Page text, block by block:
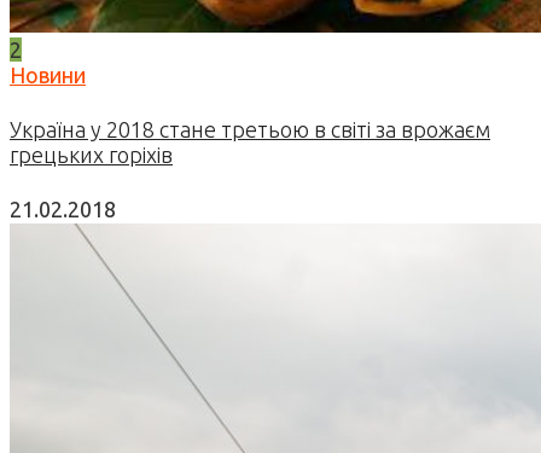
2
Новини
Україна у 2018 стане третьою в світі за врожаєм
грецьких горіхів
21.02.2018